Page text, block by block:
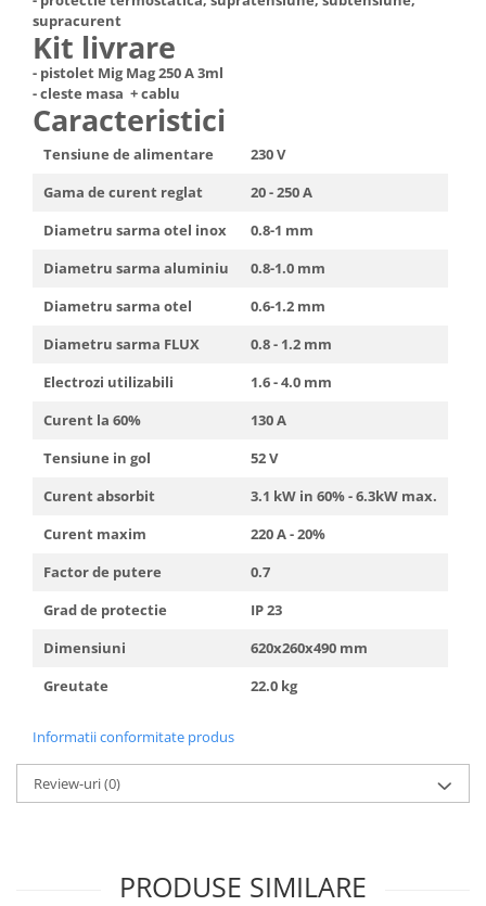
supracurent
Kit livrare
- pistolet Mig Mag 250 A 3ml
- cleste masa + cablu
Caracteristici
Tensiune de alimentare
230 V
Gama de curent reglat
20 - 250 A
Diametru sarma otel inox
0.8-1 mm
Diametru sarma aluminiu
0.8-1.0 mm
Diametru sarma otel
0.6-1.2 mm
Diametru sarma FLUX
0.8 - 1.2 mm
Electrozi utilizabili
1.6 - 4.0 mm
Curent la 60%
130 A
Tensiune in gol
52 V
Curent absorbit
3.1 kW in 60% - 6.3kW max.
Curent maxim
220 A - 20%
Factor de putere
0.7
Grad de protectie
IP 23
Dimensiuni
620x260x490 mm
Greutate
22.0 kg
Informatii conformitate produs
Review-uri(0)
PRODUSE SIMILARE